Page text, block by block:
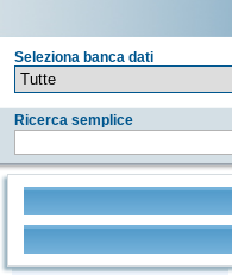
Seleziona banca dati
Ricerca semplice
Stampa - Email - Export